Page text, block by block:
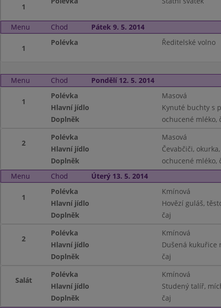
1
Menu Chod Pátek 9. 5. 2014
1
Polévka Ředitelské volno
Menu Chod Pondělí 12. 5. 2014
1
Polévka
Masová
Hlavní jídlo
Kynuté buchty s
Doplněk
ochucené mléko,
2
Polévka
Masová
Hlavní jídlo
Čevabčiči,
Doplněk
ochucené mléko,
Menu
Chod Úterý 13. 5. 2014
1
Polévka
Kmínová
Hlavní jídlo
Hovězí guláš,
Doplněk
čaj
2
Polévka
Kmínová
Hlavní jídlo
Dušená kukuřice
Doplněk
čaj
Salát
Polévka
Kmínová
Hlavní jídlo
Studený talíř,
Doplněk
čaj